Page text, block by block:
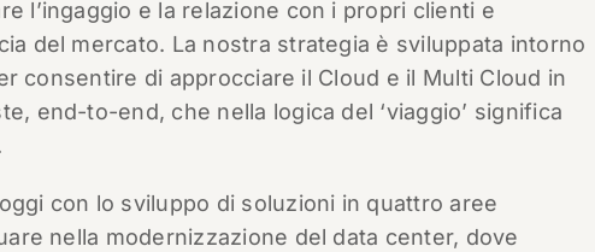
l’ingaggio e la relazione con i propri clienti e
del mercato. La nostra strategia è sviluppata intorno
consentire di approcciare il Cloud e il Multi Cloud in
end-to-end, che nella logica del ‘viaggio’ significa
con lo sviluppo di soluzioni in quattro aree
nella modernizzazione del data center, dove